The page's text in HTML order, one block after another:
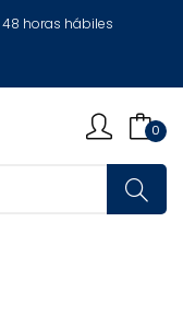
horas hábiles
0